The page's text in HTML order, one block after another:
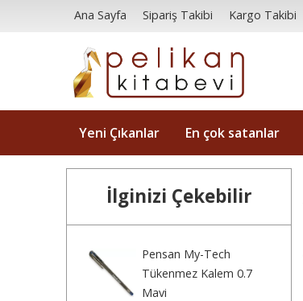
Ana Sayfa Sipariş Takibi Kargo Takibi
Yeni Çıkanlar En çok satanlar
İlginizi Çekebilir
Pensan My-Tech
Tükenmez Kalem 0.7
Mavi